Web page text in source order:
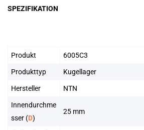
SPEZIFIKATION
Produkt 6005C3
Produkttyp Kugellager
Hersteller NTN
Innendurchme
sser (D)
25 mm